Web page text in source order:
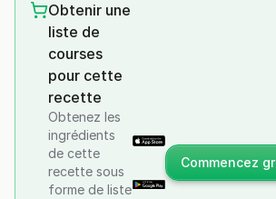
Obtenir une
liste de
courses
pour cette
recette
Obtenez les
ingrédients
de cette
recette sous
forme de liste
Commencez